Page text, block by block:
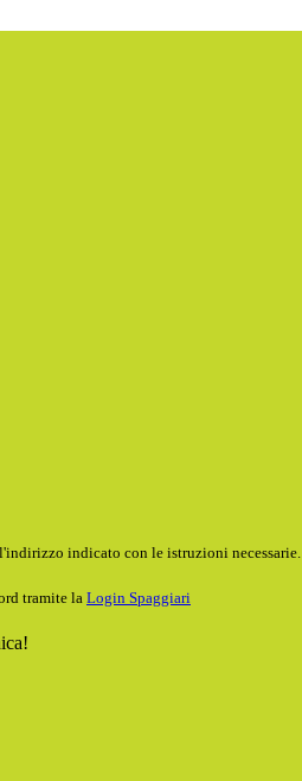
indicato con le istruzioni necessarie.
tramite la Login Spaggiari